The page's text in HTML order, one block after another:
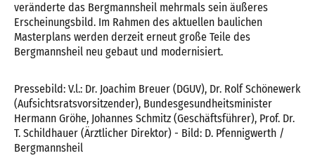
veränderte das Bergmannsheil mehrmals sein äußeres
Erscheinungsbild. Im Rahmen des aktuellen baulichen
Masterplans werden derzeit erneut große Teile des
Bergmannsheil neu gebaut und modernisiert.
Pressebild: V.l.: Dr. Joachim Breuer (DGUV), Dr. Rolf Schönewerk
(Aufsichtsratsvorsitzender), Bundesgesundheitsminister
Hermann Gröhe, Johannes Schmitz (Geschäftsführer), Prof. Dr.
T. Schildhauer (Ärztlicher Direktor) - Bild: D. Pfennigwerth /
Bergmannsheil